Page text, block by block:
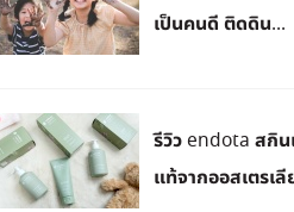
เป็นคนดี ติดดิน...
รีวิว endota สกิ
แท้จากออสเตรเลี